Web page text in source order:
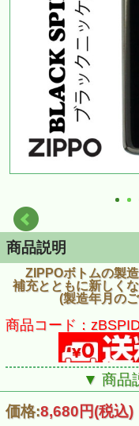
商品説明
ZIPPOボトムの製
補充とともに新しく
(製造年月の
商品コード：
▼ 商品
価格:8,680円(税込)